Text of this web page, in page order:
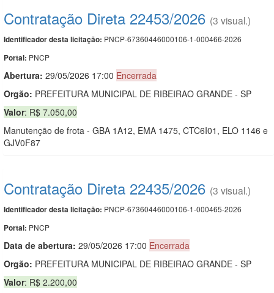
Contratação Direta 22453/2026 (3 visual.)
Identificador desta licitação: PNCP-67360446000106-1-000466-2026
Portal: PNCP
Abertura: 29/05/2026 17:00 Encerrada
Orgão: PREFEITURA MUNICIPAL DE RIBEIRAO GRANDE - SP
Valor: R$ 7.050,00
Manutenção de frota - GBA 1A12, EMA 1475, CTC6I01, ELO 1146 e
GJV0F87
Contratação Direta 22435/2026 (3 visual.)
Identificador desta licitação: PNCP-67360446000106-1-000465-2026
Portal: PNCP
Data de abertura: 29/05/2026 17:00 Encerrada
Orgão: PREFEITURA MUNICIPAL DE RIBEIRAO GRANDE - SP
Valor: R$ 2.200,00